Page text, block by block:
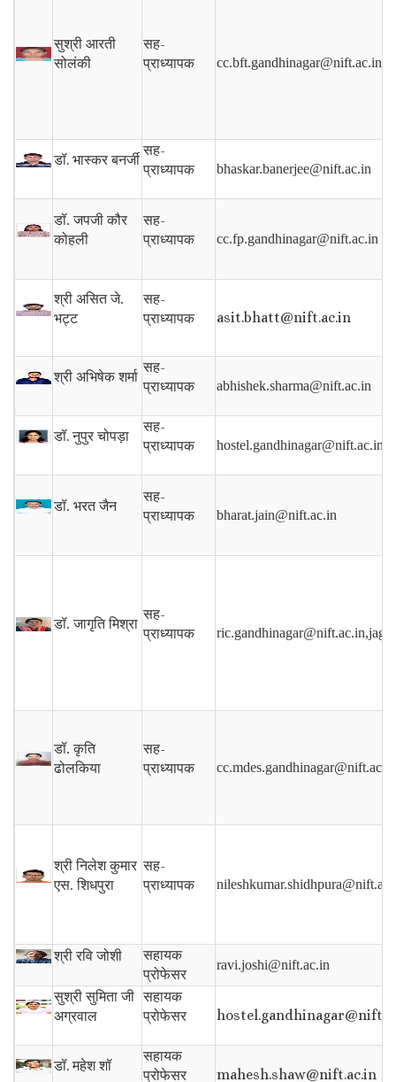
सुश्री आरती
सोलंकी
सह-
प्राध्यापक
cc.bft.gandhinagar@nift.ac.in
डॉ. भास्कर बनर्जी
सह-
प्राध्यापक
bhaskar.banerjee@nift.ac.in
डॉ. जपजी कौर
कोहली
सह-
प्राध्यापक
cc.fp.gandhinagar@nift.ac.in
श्री असित जे.
भट्ट
सह-
प्राध्यापक
asit.bhatt@nift.ac.in
श्री अभिषेक शर्मा
सह-
प्राध्यापक
abhishek.sharma@nift.ac.in
डॉ.नुपुर चोपड़ा
सह-
प्राध्यापक
hostel.gandhinagar@nift.ac.in
डॉ. भरत जैन
सह-
प्राध्यापक
bharat.jain@nift.ac.in
डॉ. जागृति मिश्रा
सह-
प्राध्यापक
डॉ. कृति
ढोलकिया
सह-
प्राध्यापक
cc.mdes.gandhinagar@nift.ac.in
श्री निलेश कुमार
एस. शिधपुरा
सह-
प्राध्यापक
श्री रवि जोशी
सहायक
प्रोफेसर
ravi.joshi@nift.ac.in
सुश्री सुमिता जी
अग्रवाल
सहायक
प्रोफेसर
डॉ.महेश शॉ
सहायक
प्रोफेसर
mahesh.shaw@nift.ac.in